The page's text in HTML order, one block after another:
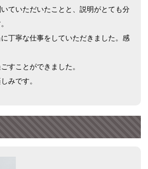
ていただいたことと、説明がとても分
丁寧な仕事をしていただきました。感
すことができました。
みです。